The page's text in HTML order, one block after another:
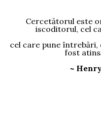
Cercetătorul este
iscoditorul, cel
cel care pune întrebări,
fost
~